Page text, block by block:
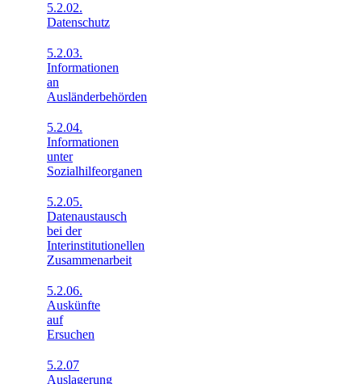
5.2.02.
Datenschutz
5.2.03.
Informationen
an
Ausländerbehörden
5.2.04.
Informationen
unter
Sozialhilfeorganen
5.2.05.
Datenaustausch
bei der
Interinstitutionellen
Zusammenarbeit
5.2.06.
Auskünfte
auf
Ersuchen
5.2.07
Auslagerung